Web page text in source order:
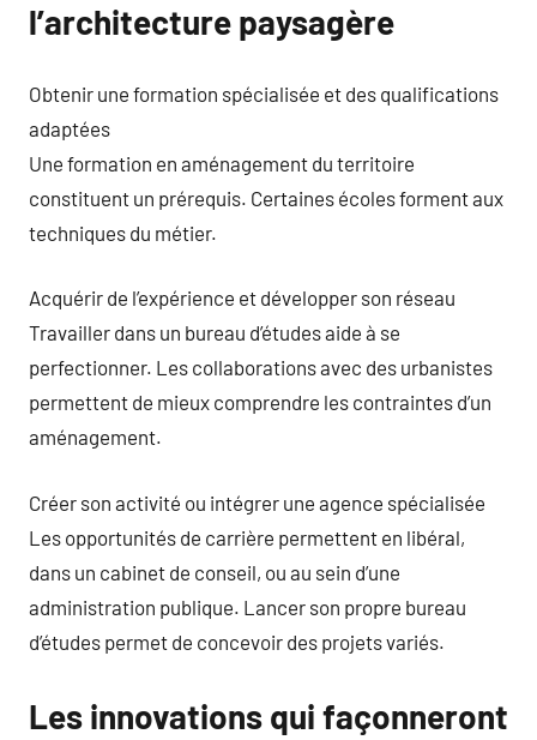
l’architecture paysagère
Obtenir une formation spécialisée et des qualifications
adaptées
Une formation en aménagement du territoire
constituent un prérequis. Certaines écoles forment aux
techniques du métier.
Acquérir de l’expérience et développer son réseau
Travailler dans un bureau d’études aide à se
perfectionner. Les collaborations avec des urbanistes
permettent de mieux comprendre les contraintes d’un
aménagement.
Créer son activité ou intégrer une agence spécialisée
Les opportunités de carrière permettent en libéral,
dans un cabinet de conseil, ou au sein d’une
administration publique. Lancer son propre bureau
d’études permet de concevoir des projets variés.
Les innovations qui façonneront